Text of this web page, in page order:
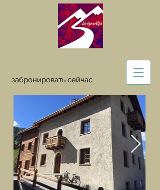
забронировать сейчас